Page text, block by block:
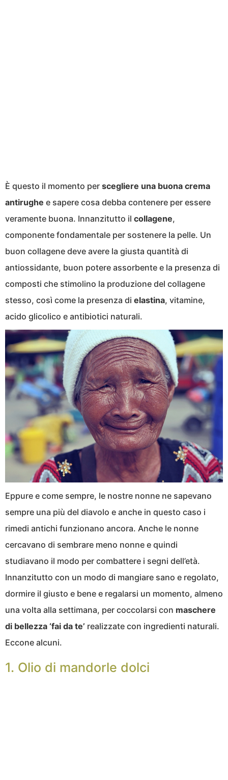
È questo il momento per scegliere una buona crema
antirughe e sapere cosa debba contenere per essere
veramente buona. Innanzitutto il collagene,
componente fondamentale per sostenere la pelle. Un
buon collagene deve avere la giusta quantità di
antiossidante, buon potere assorbente e la presenza di
composti che stimolino la produzione del collagene
stesso, così come la presenza di elastina, vitamine,
acido glicolico e antibiotici naturali.
Eppure e come sempre, le nostre nonne ne sapevano
sempre una più del diavolo e anche in questo caso i
rimedi antichi funzionano ancora. Anche le nonne
cercavano di sembrare meno nonne e quindi
studiavano il modo per combattere i segni dell’età.
Innanzitutto con un modo di mangiare sano e regolato,
dormire il giusto e bene e regalarsi un momento, almeno
una volta alla settimana, per coccolarsi con maschere
di bellezza ‘fai da te’ realizzate con ingredienti naturali.
Eccone alcuni.
1. Olio di mandorle dolci